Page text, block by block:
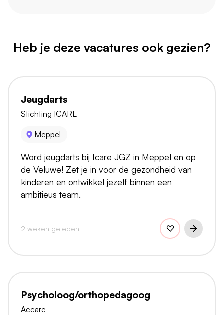
Heb je deze vacatures ook gezien?
Jeugdarts
Stichting ICARE
Meppel
Word jeugdarts bij Icare JGZ in Meppel en op
de Veluwe! Zet je in voor de gezondheid van
kinderen en ontwikkel jezelf binnen een
ambitieus team.
2 weken geleden
Psycholoog/orthopedagoog
Accare